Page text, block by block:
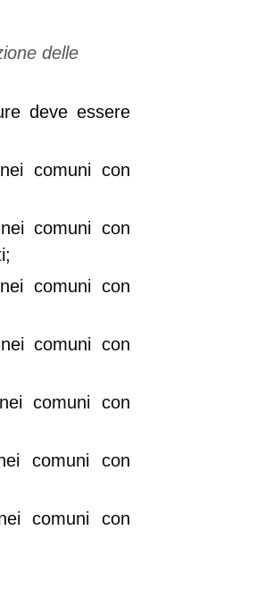
delle
deve essere
comuni con
comuni con
comuni con
comuni con
comuni con
comuni con
comuni con